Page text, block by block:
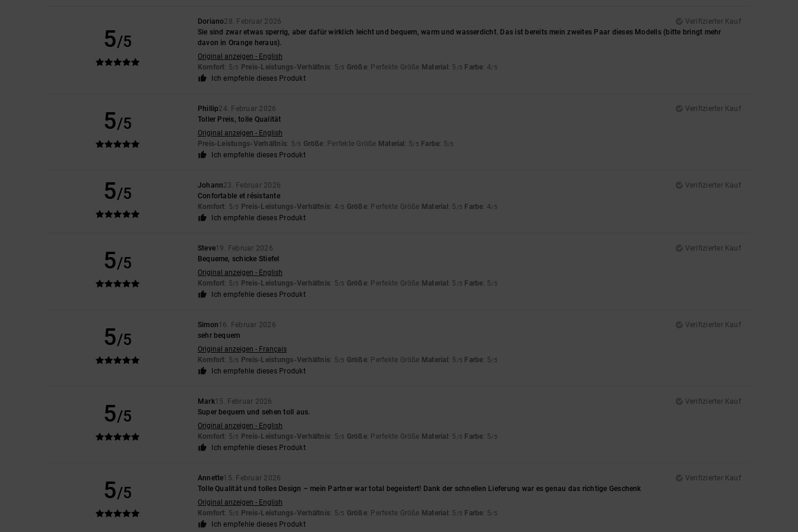
5/5
Doriano28. Februar 2026
Verifizierter Kauf
Sie sind zwar etwas sperrig, aber dafür wirklich leicht und bequem, warm und wasserdicht. Das ist bereits mein zweites Paar dieses Modells (bitte bringt mehr
davon in Orange heraus).
Original anzeigen - English
Komfort: 5/5 Preis-Leistungs-Verhältnis: 5/5 Größe: Perfekte Größe Material : 5 /5 Farbe: 4/5
Ich empfehle dieses Produkt
5/5
Phillip24. Februar 2026
Verifizierter Kauf
Toller Preis, tolle Qualität
Original anzeigen - English
Preis-Leistungs-Verhältnis: 5/5 Größe: Perfekte Größe Material : 5/5 Farbe: 5/5
Ich empfehle dieses Produkt
5/5 Johann23. Februar 2026
Verifizierter Kauf
Confortable et résistante
Komfort: 5/5 Preis-Leistungs-Verhältnis: 4/5 Größe: Perfekte Größe Material : 5 /5 Farbe: 4/5
Ich empfehle dieses Produkt
5/5
Steve19. Februar 2026
Verifizierter Kauf
Bequeme, schicke Stiefel
Original anzeigen - English
Komfort: 5/5 Preis-Leistungs-Verhältnis: 5/5 Größe: Perfekte Größe Material : 5 /5 Farbe: 5/5
Ich empfehle dieses Produkt
5/5
Simon16. Februar 2026
Verifizierter Kauf
sehr bequem
Original anzeigen - Français
Komfort: 5/5 Preis-Leistungs-Verhältnis: 5/5 Größe: Perfekte Größe Material : 5 /5 Farbe: 5/5
Ich empfehle dieses Produkt
5/5
Mark15. Februar 2026
Verifizierter Kauf
Super bequem und sehen toll aus.
Original anzeigen - English
Komfort: 5/5 Preis-Leistungs-Verhältnis: 5/5 Größe: Perfekte Größe Material : 5 /5 Farbe: 5/5
Ich empfehle dieses Produkt
5/5
Annette15. Februar 2026
Verifizierter Kauf
Tolle Qualität und tolles Design – mein Partner war total begeistert! Dank der schnellen Lieferung war es genau das richtige Geschenk
Original anzeigen - English
Komfort: 5/5 Preis-Leistungs-Verhältnis: 5/5 Größe: Perfekte Größe Material : 5 /5 Farbe: 5/5
Ich empfehle dieses Produkt